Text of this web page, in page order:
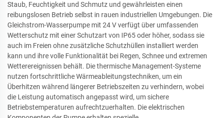
Staub, Feuchtigkeit und Schmutz und gewährleisten einen
reibungslosen Betrieb selbst in rauen industriellen Umgebungen. Die
Gleichstrom-Wasserpumpe mit 24 V verfügt über umfassenden
Wetterschutz mit einer Schutzart von IP65 oder höher, sodass sie
auch im Freien ohne zusätzliche Schutzhüllen installiert werden
kann und ihre volle Funktionalität bei Regen, Schnee und extremen
Wetterereignissen behält. Die thermische Management-Systeme
nutzen fortschrittliche Wärmeableitungstechniken, um ein
Überhitzen während längerer Betriebszeiten zu verhindern, wobei
die Leistung automatisch angepasst wird, um sichere
Betriebstemperaturen aufrechtzuerhalten. Die elektrischen